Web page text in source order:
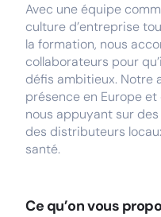
Avec une équipe
culture d’entreprise
la formation, nous
collaborateurs pour
défis ambitieux. Notre
présence en Europe
nous appuyant sur
des distributeurs
santé.
Ce qu’on vous